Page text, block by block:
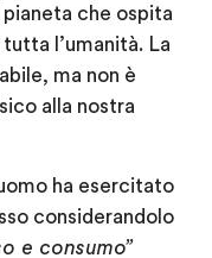
che ospita
l’umanità. La
ma non è
alla nostra
ha esercitato
considerandolo
e consumo”